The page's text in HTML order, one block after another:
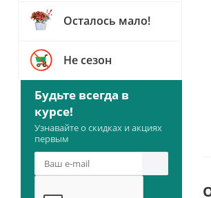
Осталось мало!
Не сезон
Будьте всегда в
курсе!
Узнавайте о скидках и акциях
первым